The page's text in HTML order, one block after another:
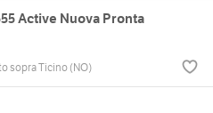
Active Nuova Pronta
sopra Ticino (NO)